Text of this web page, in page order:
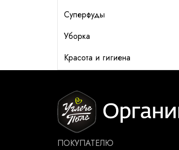
Суперфуды
Уборка
Красота и гигиена
ПОКУПАТЕЛЮ